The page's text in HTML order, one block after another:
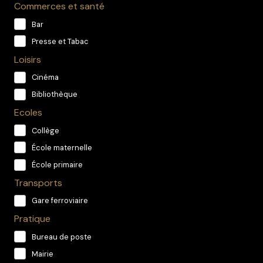
Commerces et santé
Bar
Presse et Tabac
Loisirs
Cinéma
Bibliothèque
Ecoles
Collège
École maternelle
École primaire
Transports
Gare ferroviaire
Pratique
Bureau de poste
Mairie